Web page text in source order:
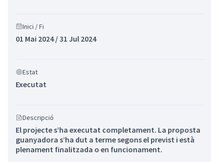
Inici / Fi
01 Mai 2024 / 31 Jul 2024
Estat
Executat
Descripció
El projecte s’ha executat completament. La proposta
guanyadora s’ha dut a terme segons el previst i està
plenament finalitzada o en funcionament.